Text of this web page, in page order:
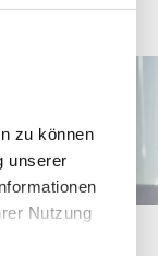
zu können
unserer
Nutzung